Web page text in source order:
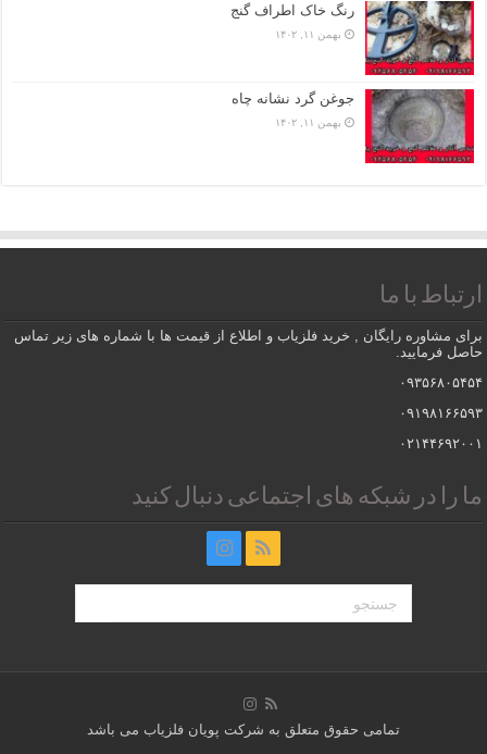
رنگ خاک اطراف گنج
بهمن ۱۱, ۱۴۰۲
جوغن گرد نشانه چاه
بهمن ۱۱, ۱۴۰۲
ارتباط با ما
برای مشاوره رایگان , خرید فلزیاب و اطلاع از قیمت ها با شماره های زیر تماس
حاصل فرمایید.
۰۹۳۵۶۸۰۵۴۵۴
۰۹۱۹۸۱۶۶۵۹۳
۰۲۱۴۴۶۹۲۰۰۱
ما را در شبکه های اجتماعی دنبال کنید
تمامی حقوق متعلق به شرکت پویان فلزیاب می باشد